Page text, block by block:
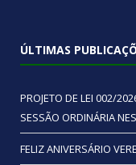
ÚLTIMAS
PROJETO DE LEI 002/
SESSÃO ORDINÁRIA
FELIZ ANIVERSÁRIO